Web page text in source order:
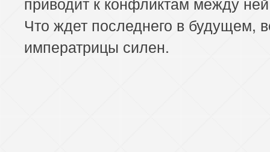
Что ждет последнего в будущем,
императрицы силен.